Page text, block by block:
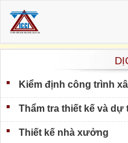
Kiểm định công trình
Thẩm tra thiết kế và dự
Thiết kế nhà xưởng